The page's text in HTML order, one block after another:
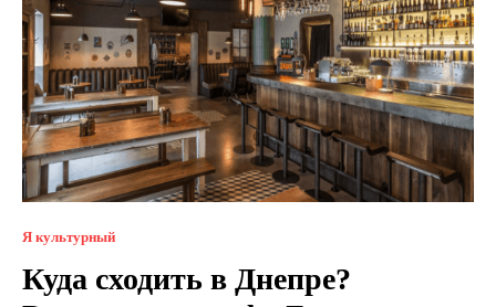
Я культурный
Куда сходить в Днепре?